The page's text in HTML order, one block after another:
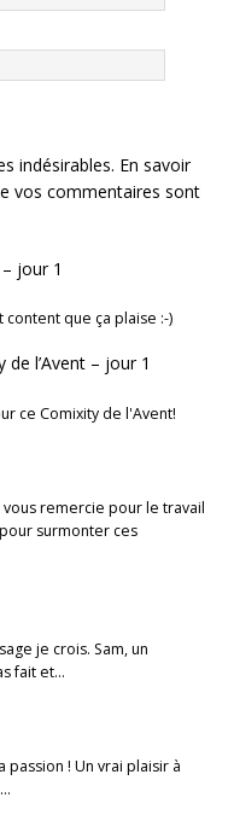
indésirables. En savoir
vos commentaires sont
jour 1
que ça plaise :-)
de l’Avent – jour 1
ce Comixity de l'Avent!
remercie pour le travail
surmonter ces
je crois. Sam, un
fait et…
! Un vrai plaisir à